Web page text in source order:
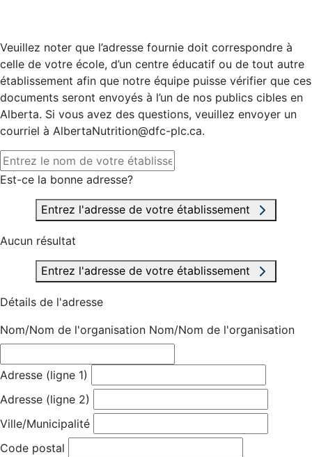
Veuillez noter que l’adresse fournie doit correspondre à
celle de votre école, d’un centre éducatif ou de tout autre
établissement afin que notre équipe puisse vérifier que ces
documents seront envoyés à l’un de nos publics cibles en
Alberta. Si vous avez des questions, veuillez envoyer un
courriel à AlbertaNutrition@dfc-plc.ca.
Est-ce la bonne adresse?
Entrez l'adresse de votre établissement
Aucun résultat
Entrez l'adresse de votre établissement
Détails de l'adresse
Nom/Nom de l'organisation Nom/Nom de l'organisation
Adresse (ligne 1)
Adresse (ligne 2)
Ville/Municipalité
Code postal